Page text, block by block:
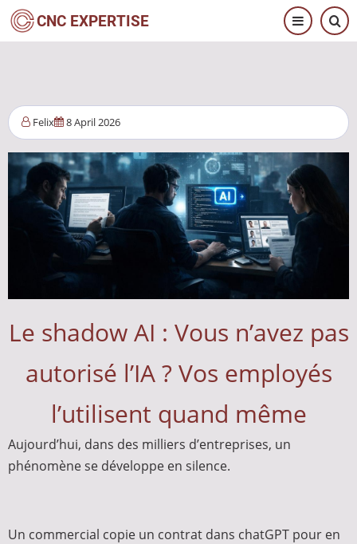
Aller
au
CNC EXPERTISE
Felix 8 April 2026
Le shadow AI : Vous n’avez pas
autorisé l’IA ? Vos employés
l’utilisent quand même
Aujourd’hui, dans des milliers d’entreprises, un
phénomène se développe en silence.
Un commercial copie un contrat dans chatGPT pour en